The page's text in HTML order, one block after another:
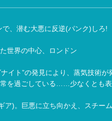
、潜む大悪に反逆(パンク)しろ!
世界の中心、ロンドン
イト”の発見により、蒸気技術が
を過ごしている……少なくとも
ア)。巨悪に立ち向かえ、スチー